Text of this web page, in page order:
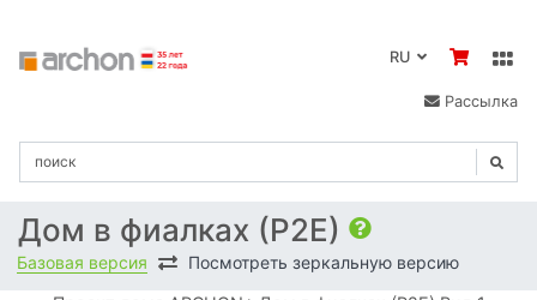
Рассылка
Дом в фиалках (Р2Е)
Базовая версия Посмотреть зеркальную версию